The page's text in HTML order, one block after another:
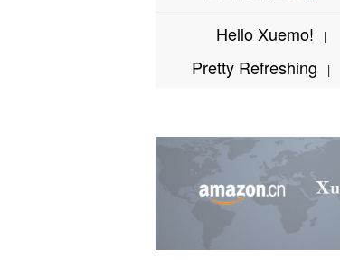
Hello Xuemo! |
Pretty Refreshing |